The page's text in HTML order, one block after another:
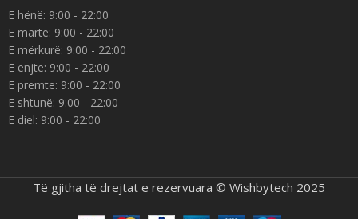
E hënë: 9:00 - 22:00
E martë: 9:00 - 22:00
E mërkurë: 9:00 - 22:00
E enjte: 9:00 - 22:00
E premte: 9:00 - 22:00
E shtunë: 9:00 - 22:00
E diel: 9:00 - 22:00
Të gjitha të drejtat e rezervuara © Wishbytech 2025